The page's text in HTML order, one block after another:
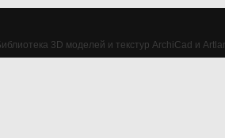
3D моделей и текстур ArchiCad и